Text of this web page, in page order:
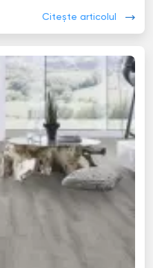
Citește articolul